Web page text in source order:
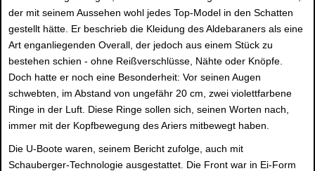
der mit seinem Aussehen wohl jedes Top-Model in den Schatten
gestellt hätte. Er beschrieb die Kleidung des Aldebaraners als eine
Art enganliegenden Overall, der jedoch aus einem Stück zu
bestehen schien - ohne Reißverschlüsse, Nähte oder Knöpfe.
Doch hatte er noch eine Besonderheit: Vor seinen Augen
schwebten, im Abstand von ungefähr 20 cm, zwei violettfarbene
Ringe in der Luft. Diese Ringe sollen sich, seinen Worten nach,
immer mit der Kopfbewegung des Ariers mitbewegt haben.
Die U-Boote waren, seinem Bericht zufolge, auch mit
Schauberger-Technologie ausgestattet. Die Front war in Ei-Form